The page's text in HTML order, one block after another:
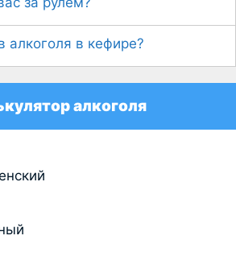
алкоголя в кефире?
алкоголя